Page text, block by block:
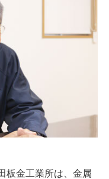
板金工業所は、金属